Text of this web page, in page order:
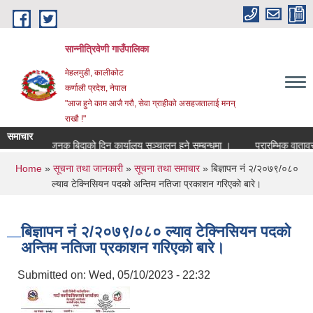
Skip to main content
सान्नीत्रिवेणी गाउँपालिका
मेहलमुडी, कालीकोट
कर्णाली प्रदेश, नेपाल
"आज हुने काम आजै गरौ, सेवा ग्राहीको असहजतालाई मनन्
राखौ !"
समाचार
सार्वजनुक बिदाको दिन कार्यालय सञ्चालन हुने सम्बन्धमा ।
प्रारम्भिक
You are here
Home» सूचना तथा जानकारी» सूचना तथा समाचार» बिज्ञापन नं २/२०७९/०८०
ल्याव टेक्निसियन पदको अन्तिम नतिजा प्रकाशन गरिएको बारे।
बिज्ञापन नं २/२०७९/०८० ल्याव टेक्निसियन पदको
अन्तिम नतिजा प्रकाशन गरिएको बारे।
Submitted on: Wed, 05/10/2023 - 22:32